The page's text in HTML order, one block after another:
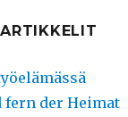
fern der Heimat